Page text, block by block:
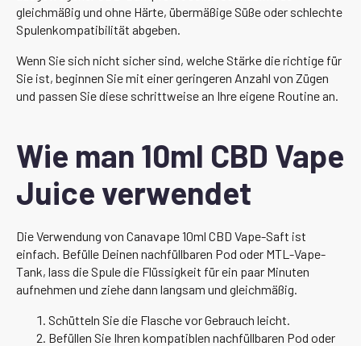
gleichmäßig und ohne Härte, übermäßige Süße oder schlechte
Spulenkompatibilität abgeben.
Wenn Sie sich nicht sicher sind, welche Stärke die richtige für
Sie ist, beginnen Sie mit einer geringeren Anzahl von Zügen
und passen Sie diese schrittweise an Ihre eigene Routine an.
Wie man 10ml CBD Vape
Juice verwendet
Die Verwendung von Canavape 10ml CBD Vape-Saft ist
einfach. Befülle Deinen nachfüllbaren Pod oder MTL-Vape-
Tank, lass die Spule die Flüssigkeit für ein paar Minuten
aufnehmen und ziehe dann langsam und gleichmäßig.
Schütteln Sie die Flasche vor Gebrauch leicht.
Befüllen Sie Ihren kompatiblen nachfüllbaren Pod oder